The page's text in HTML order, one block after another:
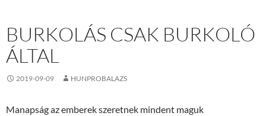
BURKOLÁS CSAK BURKOLÓ
ÁLTAL
2019-09-09 HUNPROBALAZS
Manapság az emberek szeretnek mindent maguk